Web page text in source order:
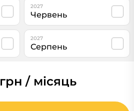
2027
Червень
2027
Серпень
грн / місяць